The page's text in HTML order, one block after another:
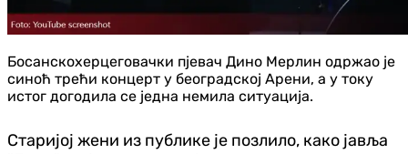
Босанскохерцеговачки пјевач Дино Мерлин одржао је
синоћ трећи концерт у београдској Арени, а у току
истог догодила се једна немила ситуација.
Старијој жени из публике је позлило, како јавља